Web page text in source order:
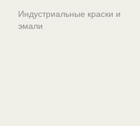
Индустриальные краски и
эмали